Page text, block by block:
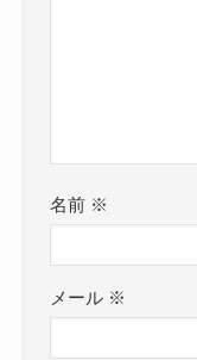
名前 ※
メール ※